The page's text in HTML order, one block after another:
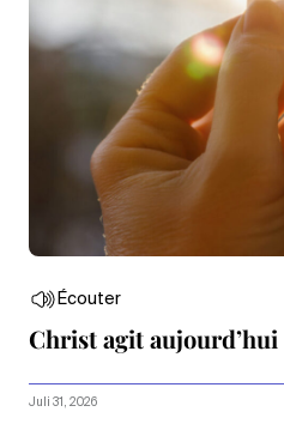
Écouter
Christ agit aujourd’hui
Juli 31, 2026